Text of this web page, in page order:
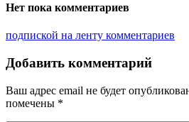
Нет пока комментариев
подпиской на ленту комментариев
Добавить комментарий
Ваш адрес email не будет
помечены *